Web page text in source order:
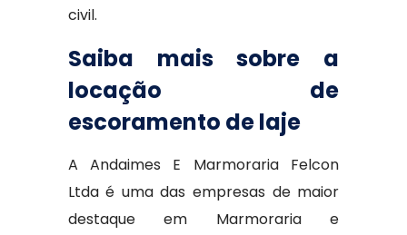
civil.
Saiba mais sobre a
locação de
escoramento de laje
A Andaimes E Marmoraria Felcon
Ltda é uma das empresas de maior
destaque em Marmoraria e